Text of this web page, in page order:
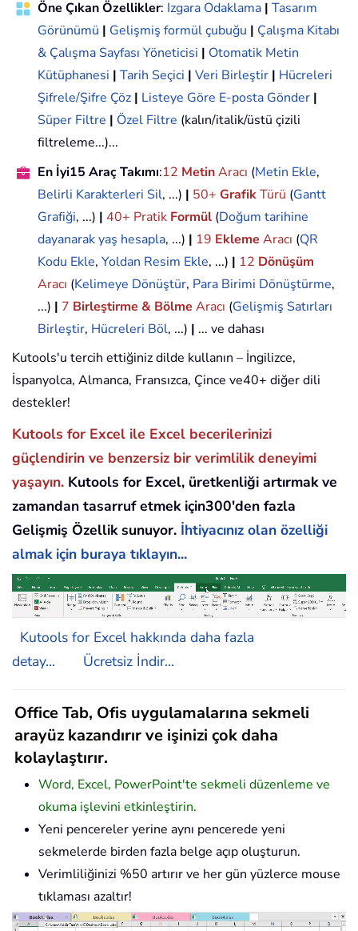
Öne Çıkan Özellikler: Izgara Odaklama | Tasarım
Görünümü | Gelişmiş formül çubuğu | Çalışma Kitabı
& Çalışma Sayfası Yöneticisi | Otomatik Metin
Kütüphanesi | Tarih Seçici | Veri Birleştir | Hücreleri
Şifrele/Şifre Çöz | Listeye Göre E-posta Gönder |
Süper Filtre | Özel Filtre (kalın/italik/üstü çizili
filtreleme...)...
En İyi15 Araç Takımı:12 MetinAracı (Metin Ekle,
Belirli Karakterleri Sil, ...) | 50+ GrafikTürü (Gantt
Grafiği, ...) | 40+ Pratik Formül (Doğum tarihine
dayanarak yaş hesapla, ...) | 19 Ekleme Aracı (QR
Kodu Ekle, Yoldan Resim Ekle, ...) | 12 Dönüşüm
Aracı (Kelimeye Dönüştür, Para Birimi Dönüştürme,
...) | 7 Birleştirme & Bölme Aracı (Gelişmiş Satırları
Birleştir, Hücreleri Böl, ...) | ... ve dahası
Kutools'u tercih ettiğiniz dilde kullanın – İngilizce,
İspanyolca, Almanca, Fransızca, Çince ve40+ diğer dili
destekler!
Kutools for Excel ile Excel becerilerinizi
güçlendirin ve benzersiz bir verimlilik deneyimi
yaşayın. Kutools for Excel, üretkenliği artırmak ve
zamandan tasarruf etmek için300'den fazla
Gelişmiş Özellik sunuyor. İhtiyacınız olan özelliği
almak için buraya tıklayın...
Kutools for Excel hakkında daha fazla
detay...
Ücretsiz İndir...
Office Tab, Ofis uygulamalarına sekmeli
arayüz kazandırır ve işinizi çok daha
kolaylaştırır.
Word, Excel, PowerPoint'te sekmeli düzenleme ve
okuma işlevini etkinleştirin.
Yeni pencereler yerine aynı pencerede yeni
sekmelerde birden fazla belge açıp oluşturun.
Verimliliğinizi %50 artırır ve her gün yüzlerce mouse
tıklaması azaltır!